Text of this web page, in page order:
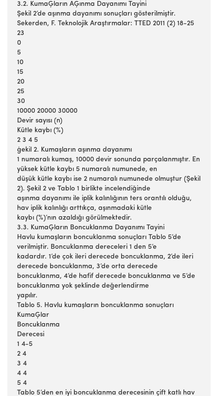
3.2. KumaĢların AĢınma Dayanımı Tayini
Şekil 2’de aşınma dayanımı sonuçları gösterilmiştir.
Sekerden, F. Teknolojik Araştırmalar: TTED 2011 (2) 18-25
23
0
5
10
15
20
25
30
10000 20000 30000
Devir sayısı (n)
Kütle kaybı (%)
2 3 4 5
ġekil 2. Kumaşların aşınma dayanımı
1 numaralı kumaş, 10000 devir sonunda parçalanmıştır. En
yüksek kütle kaybı 5 numaralı numunede, en
düşük kütle kaybı ise 2 numaralı numunede olmuştur (Şekil
2). Şekil 2 ve Tablo 1 birlikte incelendiğinde
aşınma dayanımı ile iplik kalınlığının ters orantılı olduğu,
hav iplik kalınlığı arttıkça, aşınmadaki kütle
kaybı (%)’nın azaldığı görülmektedir.
3.3. KumaĢların Boncuklanma Dayanımı Tayini
Havlu kumaşların boncuklanma sonuçları Tablo 5’de
verilmiştir. Boncuklanma dereceleri 1 den 5’e
kadardır. 1’de çok ileri derecede boncuklanma, 2’de ileri
derecede boncuklanma, 3’de orta derecede
boncuklanma, 4’de hafif derecede boncuklanma ve 5’de
boncuklanma yok şeklinde değerlendirme
yapılır.
Tablo 5. Havlu kumaşların boncuklanma sonuçları
KumaĢlar
Boncuklanma
Derecesi
1 4-5
2 4
3 4
4 4
5 4
Tablo 5’den en iyi boncuklanma derecesinin çift katlı hav